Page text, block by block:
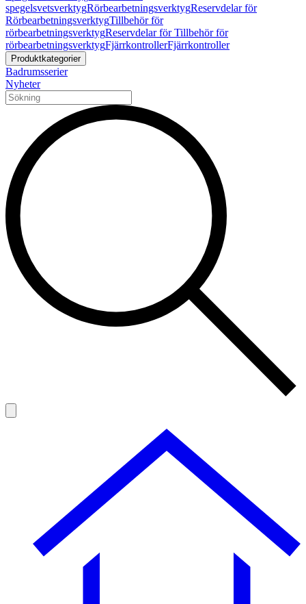
spegelsvetsverktygRörbearbetningsverktygReservdelar för
RörbearbetningsverktygTillbehör för
rörbearbetningsverktygReservdelar för Tillbehör för
rörbearbetningsverktygFjärrkontrollerFjärrkontroller
Produktkategorier
Badrumsserier
Nyheter